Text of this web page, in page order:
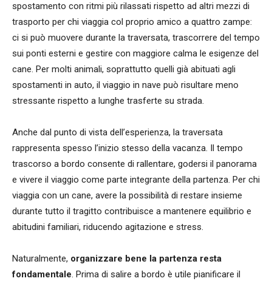
spostamento con ritmi più rilassati rispetto ad altri mezzi di
trasporto per chi viaggia col proprio amico a quattro zampe:
ci si può muovere durante la traversata, trascorrere del tempo
sui ponti esterni e gestire con maggiore calma le esigenze del
cane. Per molti animali, soprattutto quelli già abituati agli
spostamenti in auto, il viaggio in nave può risultare meno
stressante rispetto a lunghe trasferte su strada.
Anche dal punto di vista dell’esperienza, la traversata
rappresenta spesso l’inizio stesso della vacanza. Il tempo
trascorso a bordo consente di rallentare, godersi il panorama
e vivere il viaggio come parte integrante della partenza. Per chi
viaggia con un cane, avere la possibilità di restare insieme
durante tutto il tragitto contribuisce a mantenere equilibrio e
abitudini familiari, riducendo agitazione e stress.
Naturalmente, organizzare bene la partenza resta
fondamentale. Prima di salire a bordo è utile pianificare il